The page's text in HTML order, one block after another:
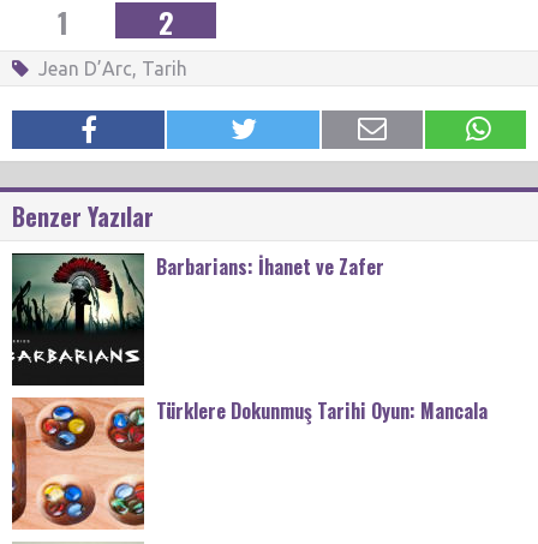
1 2
Jean D’Arc, Tarih
Benzer Yazılar
Barbarians: İhanet ve Zafer
Türklere Dokunmuş Tarihi Oyun: Mancala